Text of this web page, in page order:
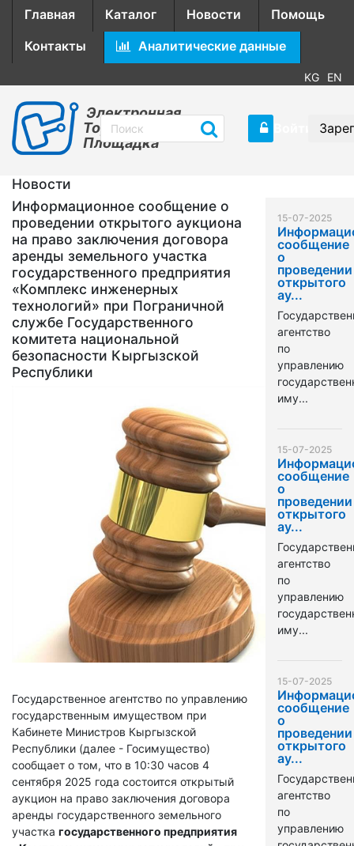
Главная Каталог Новости
Помощь
Контакты
Аналитические данные
KG EN
Электронная
Торговая
Площадка
Новости
Информационное сообщение о
проведении открытого аукциона
на право заключения договора
аренды земельного участка
государственного предприятия
«Комплекс инженерных
технологий» при Пограничной
службе Государственного
комитета национальной
безопасности Кыргызской
Республики
Государственное агентство по управлению
государственным имуществом при
Кабинете Министров Кыргызской
Республики (далее - Госимущество)
сообщает о том, что в 10:30 часов 4
сентября 2025 года состоится открытый
аукцион на право заключения договора
аренды государственного земельного
участка государственного предприятия
15-07-2025
сообщение
о
проведении
открытого
ау...
агентство
по
управлению
иму...
15-07-2025
сообщение
о
проведении
открытого
ау...
агентство
по
управлению
иму...
15-07-2025
сообщение
о
проведении
открытого
ау...
агентство
по
управлению